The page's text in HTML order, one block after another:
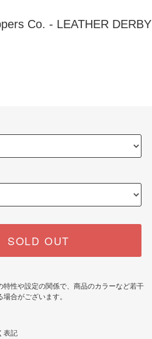
Co. - LEATHER DERBY
SOLD OUT
特性や設定の関係で、商品のカラーなど若干
合がございます。
表記